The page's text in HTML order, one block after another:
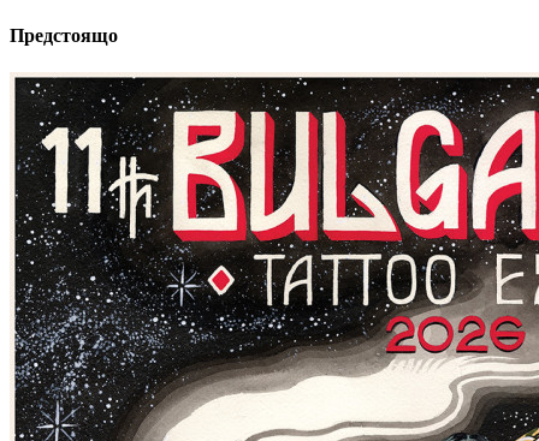
Предстоящо